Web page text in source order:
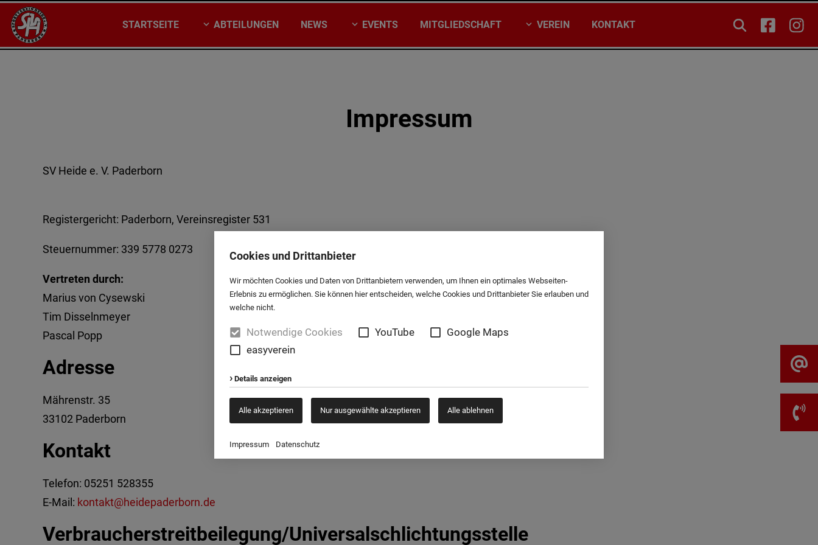
Cookies und Drittanbieter
Wir möchten Cookies und Daten von Drittanbietern verwenden, um Ihnen ein optimales Webseiten-
Erlebnis zu ermöglichen. Sie können hier entscheiden, welche Cookies und Drittanbieter Sie erlauben und
welche nicht.
Notwendige Cookies YouTube
Google Maps
easyverein
Details anzeigen
Alle akzeptieren Nur ausgewählte akzeptieren Alle ablehnen
Impressum Datenschutz
STARTSEITE ABTEILUNGEN NEWS EVENTS MITGLIEDSCHAFT VEREIN KONTAKT
Impressum
SV Heide e. V. Paderborn
Registergericht: Paderborn, Vereinsregister 531
Steuernummer: 339 5778 0273
Vertreten durch:
Marius von Cysewski
Tim Disselnmeyer
Pascal Popp
Adresse
Mährenstr. 35
33102 Paderborn
Kontakt
Telefon: 05251 528355
E-Mail: kontakt@heidepaderborn.de
Verbraucher­streit­beilegung/Universal­schlichtungs­stelle